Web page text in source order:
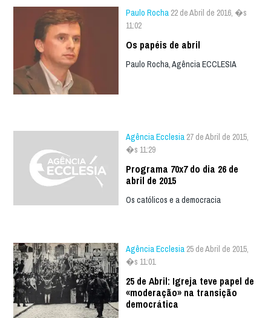
Paulo Rocha 22 de Abril de 2016, �s
11:02
Os papéis de abril
Paulo Rocha, Agência ECCLESIA
Agência Ecclesia 27 de Abril de 2015,
�s 11:29
Programa 70x7 do dia 26 de
abril de 2015
Os católicos e a democracia
Agência Ecclesia 25 de Abril de 2015,
�s 11:01
25 de Abril: Igreja teve papel de
«moderação» na transição
democrática